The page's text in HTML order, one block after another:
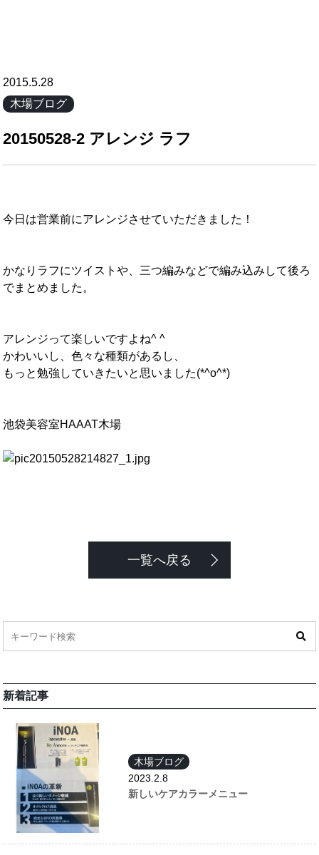
2015.5.28
木場ブログ
20150528-2 アレンジ ラフ
今日は営業前にアレンジさせていただきました！
かなりラフにツイストや、三つ編みなどで編み込みして後ろ
でまとめました。
アレンジって楽しいですよね^ ^
かわいいし、色々な種類があるし、
もっと勉強していきたいと思いました(*^o^*)
池袋美容室HAAAT木場
一覧へ戻る
新着記事
木場ブログ
2023.2.8
新しいケアカラーメニュー